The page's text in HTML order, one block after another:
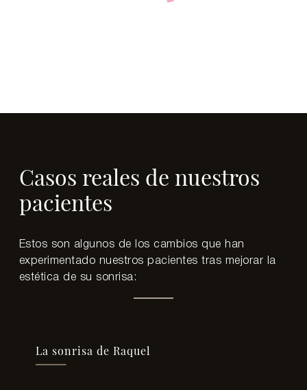
Casos reales de nuestros
pacientes
Estos son algunos de los cambios que han
experimentado nuestros pacientes tras mejorar la
estética de su sonrisa:
La sonrisa de Raquel